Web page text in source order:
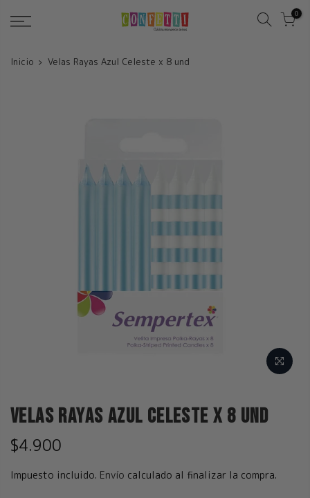
0
Inicio Velas Rayas Azul Celeste x 8 und
Velas Rayas Azul Celeste x 8 und
$4.900
Impuesto incluido. Envío calculado al finalizar la compra.